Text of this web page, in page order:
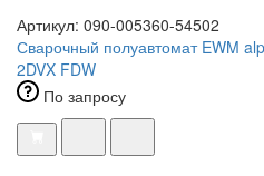
Артикул: 090-005360-54502
Сварочный полуавтомат EWM
2DVX FDW
По запросу